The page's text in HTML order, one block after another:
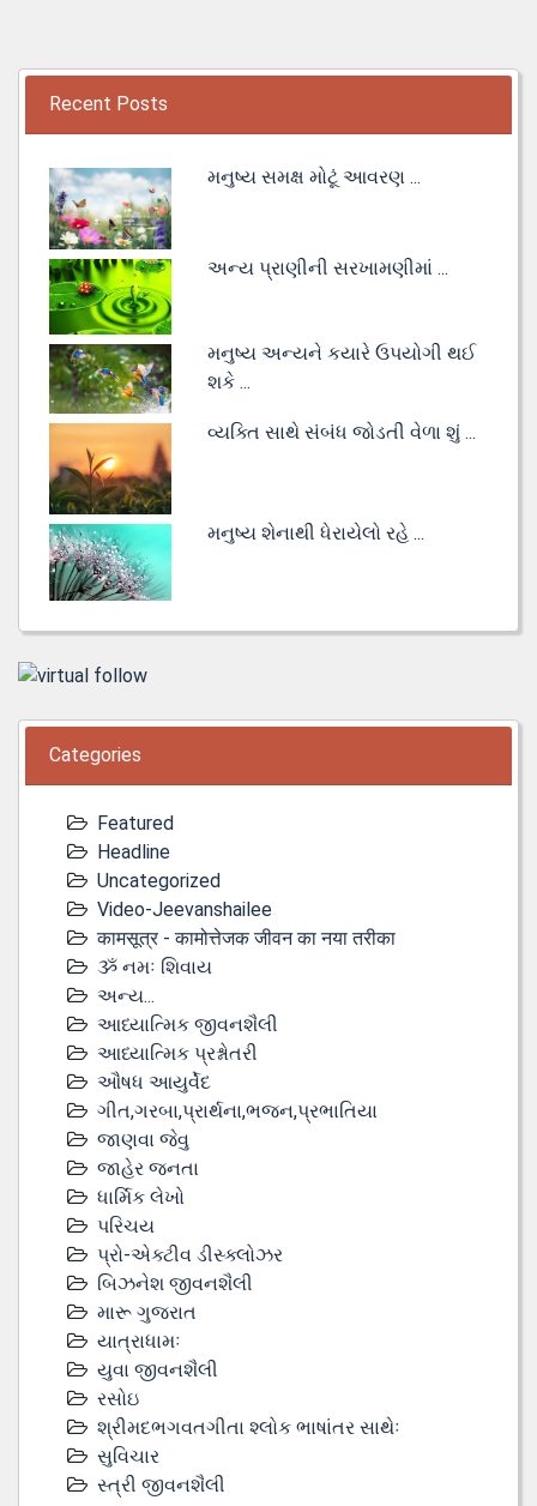
Recent Posts
મનુષ્ય સમક્ષ મોટૂં આવરણ ...
અન્ય પ્રાણીની સરખામણીમાં ...
મનુષ્ય અન્યને કયારે ઉપયોગી થઈ
શકે ...
વ્યક્તિ સાથે સંબંધ જોડતી વેળા શું ...
મનુષ્ય શેનાથી ધેરાયેલો રહે ...
Categories
Featured
Headline
Uncategorized
Video-Jeevanshailee
कामसूत्र - कामोत्तेजक जीवन का नया तरीका
ૐ નમઃ શિવાય
અન્ય...
આધ્યાત્મિક જીવનશૈલી
આધ્યાત્મિક પ્રશ્નોતરી
ઔષધ આયુર્વેદ
ગીત,ગરબા,પ્રાર્થના,ભજન,પ્રભાતિયા
જાણવા જેવુ
જાહેર જનતા
ધાર્મિક લેખો
પરિચય
પ્રો-એક્ટીવ ડીસ્‍ક્લોઝર
બિઝનેશ જીવનશૈલી
મારૂ ગુજરાત
યાત્રાધામઃ
યુવા જીવનશૈલી
રસોઇ
શ્રીમદભગવતગીતા શ્લોક ભાષાંતર સાથેઃ
સુવિચાર
સ્ત્રી જીવનશૈલી